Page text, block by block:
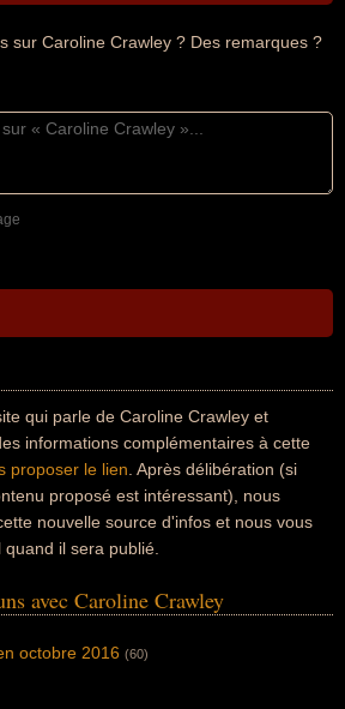
sur Caroline Crawley ? Des remarques ?
qui parle de Caroline Crawley et
informations complémentaires à cette
proposer le lien . Après délibération (si
proposé est intéressant), nous
nouvelle source d'infos et nous vous
il sera publié.
avec Caroline Crawley
octobre 2016 (60)